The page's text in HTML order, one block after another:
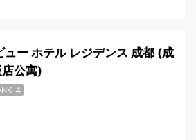
ュー ホテル レジデンス 成都 (成
公寓)
4